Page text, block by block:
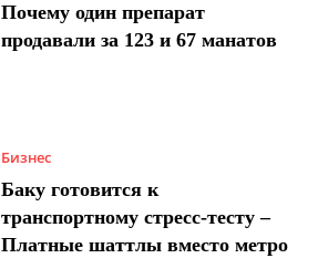
Почему один препарат
продавали за 123 и 67 манатов
Бизнес
Баку готовится к
транспортному стресс-тесту –
Платные шаттлы вместо метро